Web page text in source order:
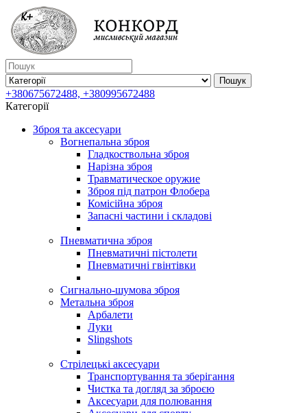
Пошук
+380675672488, +380995672488
Категорії
Зброя та аксесуари
Вогнепальна зброя
Гладкоствольна зброя
Нарізна зброя
Травматическое оружие
Зброя під патрон Флобера
Комісійна зброя
Запасні частини і складові
Пневматична зброя
Пневматичні пістолети
Пневматичні гвінтівки
Сигнально-шумова зброя
Метальна зброя
Арбалети
Луки
Slingshots
Стрілецькі аксесуари
Транспортування та зберігання
Чистка та догляд за зброєю
Аксесуари для полювання